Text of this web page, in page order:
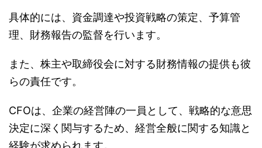
具体的には、資金調達や投資戦略の策定、予算管
理、財務報告の監督を行います。
また、株主や取締役会に対する財務情報の提供も彼
らの責任です。
CFOは、企業の経営陣の一員として、戦略的な意思
決定に深く関与するため、経営全般に関する知識と
経験が求められます。